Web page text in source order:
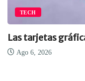
TECH
Las tarjetas
Ago 6, 2026